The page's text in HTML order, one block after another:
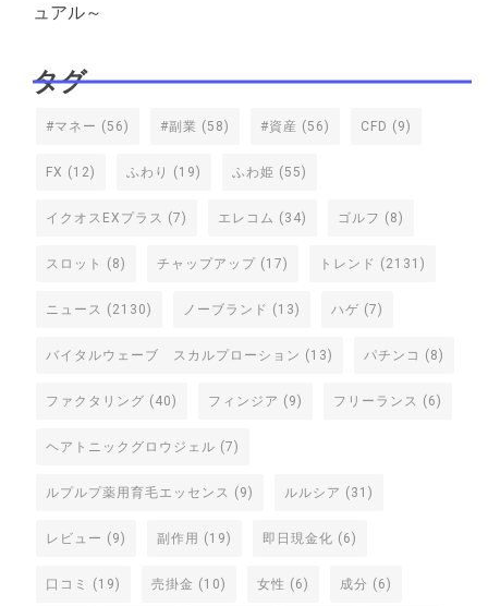
ュアル～
タグ
#マネー (56) #副業 (58) #資産 (56) CFD (9)
FX (12) ふわり (19) ふわ姫 (55)
イクオスEXプラス (7) エレコム (34) ゴルフ (8)
スロット (8) チャップアップ (17) トレンド (2131)
ニュース (2130) ノーブランド (13) ハゲ (7)
バイタルウェーブ スカルプローション (13) パチンコ (8)
ファクタリング (40) フィンジア (9) フリーランス (6)
ヘアトニックグロウジェル (7)
ルプルプ薬用育毛エッセンス (9) ルルシア (31)
レビュー (9) 副作用 (19) 即日現金化 (6)
口コミ (19) 売掛金 (10) 女性 (6) 成分 (6)